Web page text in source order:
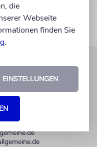
0
die
Webseite
finden Sie
.
EINSTELLUNGEN